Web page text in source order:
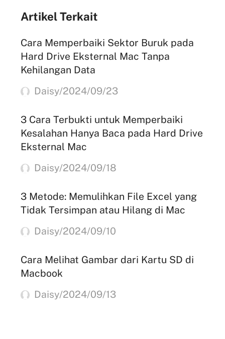
Artikel Terkait
Cara Memperbaiki Sektor Buruk pada
Hard Drive Eksternal Mac Tanpa
Kehilangan Data
Daisy/2024/09/23
3 Cara Terbukti untuk Memperbaiki
Kesalahan Hanya Baca pada Hard Drive
Eksternal Mac
Daisy/2024/09/18
3 Metode: Memulihkan File Excel yang
Tidak Tersimpan atau Hilang di Mac
Daisy/2024/09/10
Cara Melihat Gambar dari Kartu SD di
Macbook
Daisy/2024/09/13